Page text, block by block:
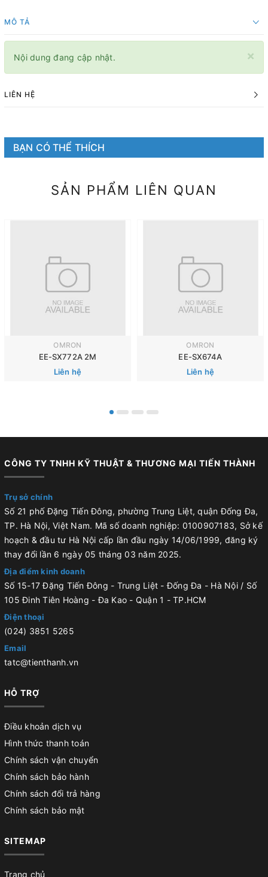
MÔ TẢ
×
Nội dung đang cập nhật.
LIÊN HỆ
BẠN CÓ THỂ THÍCH
SẢN PHẨM LIÊN QUAN
OMRON
EE-SX772A 2M
Liên hệ
OMRON
EE-SX674A
Liên hệ
CÔNG TY TNHH KỸ THUẬT & THƯƠNG MẠI TIẾN THÀNH
Trụ sở chính
Số 21 phố Đặng Tiến Đông, phường Trung Liệt, quận Đống Đa,
TP. Hà Nội, Việt Nam. Mã số doanh nghiệp: 0100907183, Sở kế
hoạch & đầu tư Hà Nội cấp lần đầu ngày 14/06/1999, đăng ký
thay đổi lần 6 ngày 05 tháng 03 năm 2025.
Địa điểm kinh doanh
Số 15-17 Đặng Tiến Đông - Trung Liệt - Đống Đa - Hà Nội / Số
105 Đinh Tiên Hoàng - Đa Kao - Quận 1 - TP.HCM
Điện thoại
(024) 3851 5265
Email
tatc@tienthanh.vn
HỖ TRỢ
Điều khoản dịch vụ
Hình thức thanh toán
Chính sách vận chuyển
Chính sách bảo hành
Chính sách đổi trả hàng
Chính sách bảo mật
SITEMAP
Trang chủ